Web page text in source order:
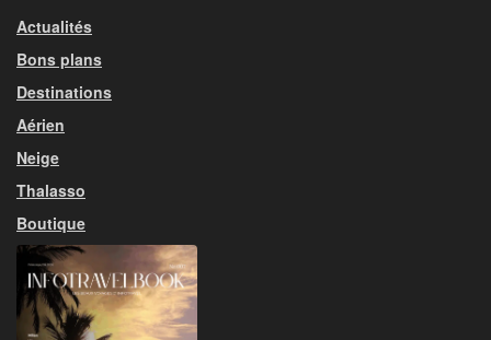
Actualités
Bons plans
Destinations
Aérien
Neige
Thalasso
Boutique